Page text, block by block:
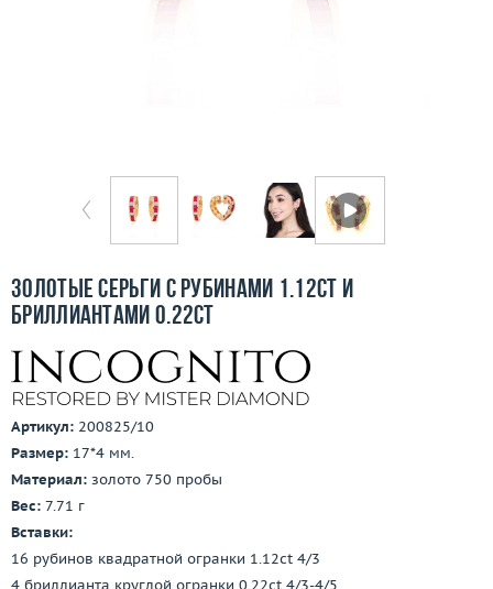
Контакты
Заказать звонок
Золотые серьги с рубинами 1.12ct и
бриллиантами 0.22ct
Артикул: 200825/10
Размер: 17*4 мм.
Материал: золото 750 пробы
Вес: 7.71 г
Вставки:
16 рубинов квадратной огранки 1.12ct 4/3
4 бриллианта круглой огранки 0.22ct 4/3-4/5